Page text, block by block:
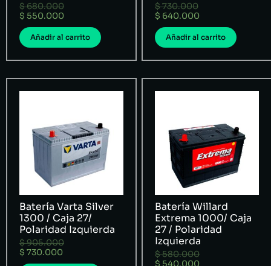
$680.000
$ 550.000
Añadir al carrito
$730.000
$ 640.000
Añadir al carrito
Batería Varta Silver
1300 / Caja 27/
Polaridad Izquierda
$905.000
$ 730.000
Batería Willard
Extrema 1000/ Caja
27 / Polaridad
Izquierda
$580.000
$ 540.000